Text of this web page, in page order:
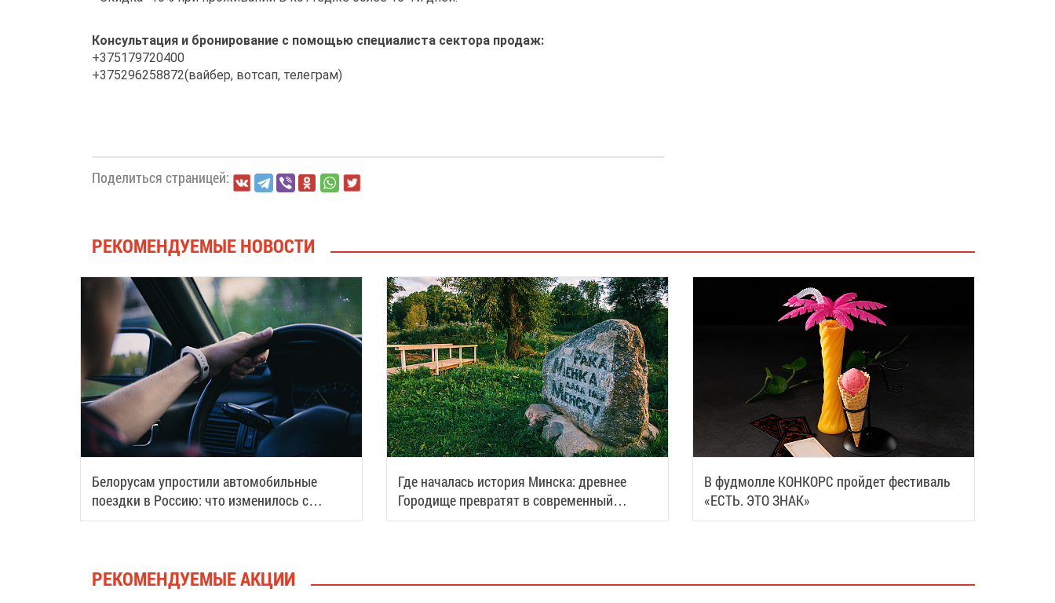
Консультация и бронирование с помощью специалиста сектора продаж:
+375179720400
+375296258872(вайбер, вотсап, телеграм)
Поделиться страницей:
РЕКОМЕНДУЕМЫЕ НОВОСТИ
Белорусам упростили автомобильные
поездки в Россию: что изменилось с
августа
Где началась история Минска: древнее
Городище превратят в современный
туристический центр
В фудмолле КОНКОРС пройдет фестиваль
«ЕСТЬ. ЭТО ЗНАК»
РЕКОМЕНДУЕМЫЕ АКЦИИ